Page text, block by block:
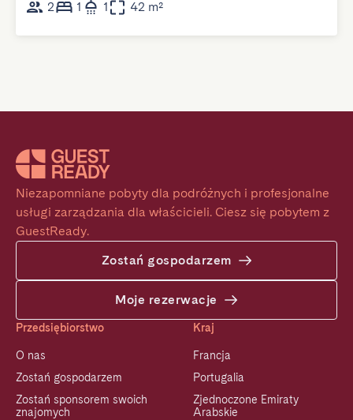
2
1 1 42 m²
Niezapomniane pobyty dla podróżnych i profesjonalne
usługi zarządzania dla właścicieli. Ciesz się pobytem z
GuestReady.
Zostań gospodarzem
Moje rezerwacje
Przedsiębiorstwo
O nas
Zostań gospodarzem
Zostań sponsorem swoich
znajomych
Kraj
Francja
Portugalia
Zjednoczone Emiraty
Arabskie